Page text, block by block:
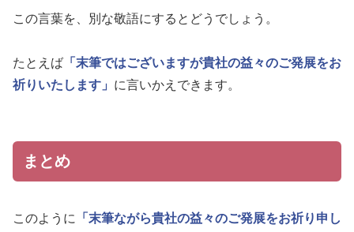
この言葉を、別な敬語にするとどうでしょう。
たとえば 「末筆ではございますが貴社の益々のご発展をお
祈りいたします」 に言いかえできます。
まとめ
このように
「末筆ながら貴社の益々のご発展をお祈り申し